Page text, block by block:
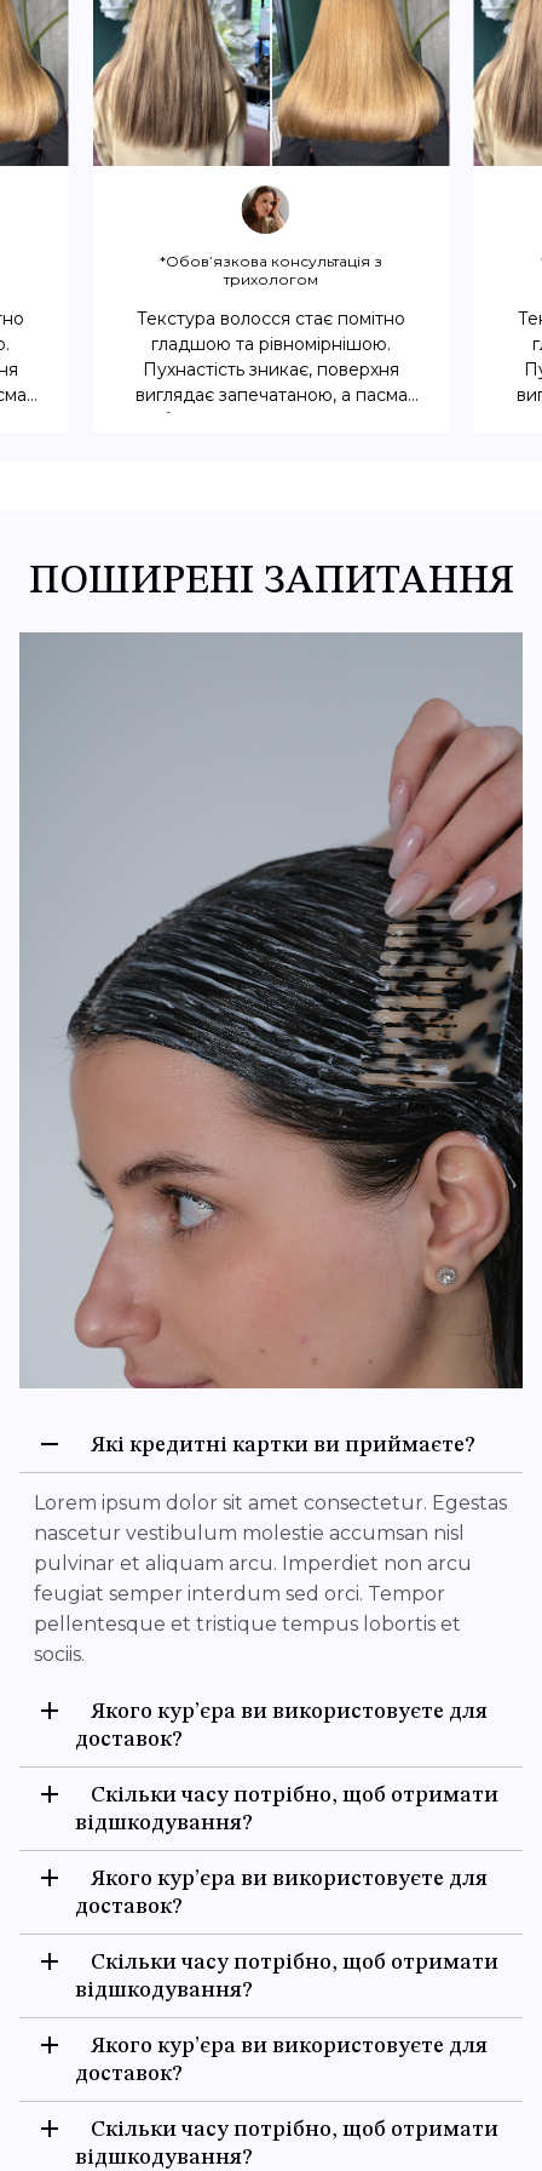
*Обов’язкова консультація з
трихологом
Текстура волосся стає помітно
гладшою та рівномірнішою.
Пухнастість зникає, поверхня
виглядає запечатаною, а пасма
ПОШИРЕНІ ЗАПИТАННЯ
Які кредитні картки ви приймаєте?
Lorem ipsum dolor sit amet consectetur. Egestas
nascetur vestibulum molestie accumsan nisl
pulvinar et aliquam arcu. Imperdiet non arcu
feugiat semper interdum sed orci. Tempor
pellentesque et tristique tempus lobortis et
sociis.
Якого кур’єра ви використовуєте для
доставок?
Скільки часу потрібно, щоб отримати
відшкодування?
Якого кур’єра ви використовуєте для
доставок?
Скільки часу потрібно, щоб отримати
відшкодування?
Якого кур’єра ви використовуєте для
доставок?
Скільки часу потрібно, щоб отримати
відшкодування?